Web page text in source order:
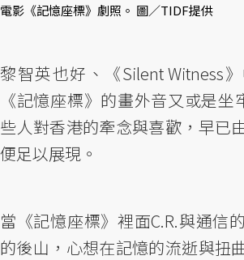
電影《記憶座標》劇照。 圖／TIDF提供
黎智英也好、《Silent Witness
《記憶座標》的畫外音又或是坐
些人對香港的牽念與喜歡，早已
便足以展現。
當《記憶座標》裡面C.R.與通信
的後山，心想在記憶的流逝與扭